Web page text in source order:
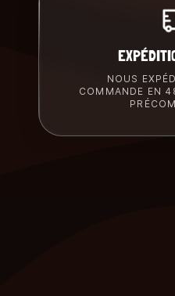
NOUS
COMMANDE EN